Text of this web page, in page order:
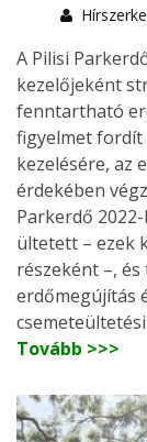
A Pilisi
kezelőjeként
fenntartható
figyelmet
kezelésére, az
érdekében
Parkerdő
ültetett – ezek
részeként –,
erdőmegújítás
Tovább >>>